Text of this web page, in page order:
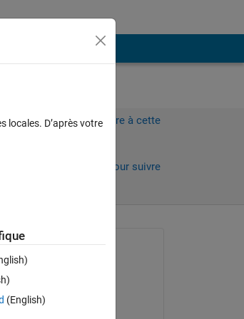
vous pour répondre à cette
Connectez-vous pour suivre
SALAH alatai
Juil 2021
locales. D’après votre
(English)